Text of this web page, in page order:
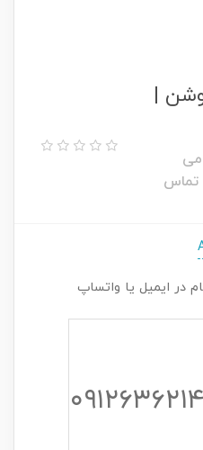
|
می
توانید با تلفن ۰۹۱۲۶۳۶۲۱۴۹ تماس
در ایمیل یا واتساپ